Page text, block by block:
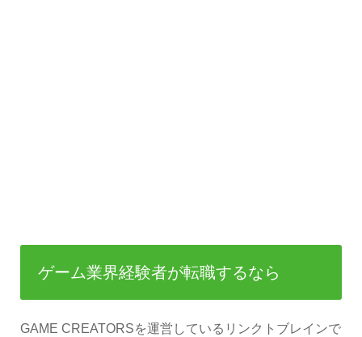
ゲーム業界経験者が転職するなら
GAME CREATORSを運営しているリンクトブレインで